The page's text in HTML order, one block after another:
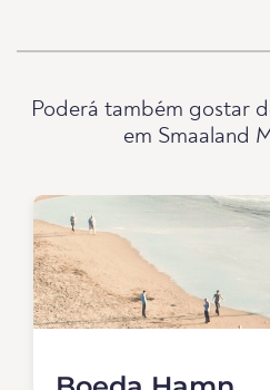
Poderá também gostar
em Smaaland